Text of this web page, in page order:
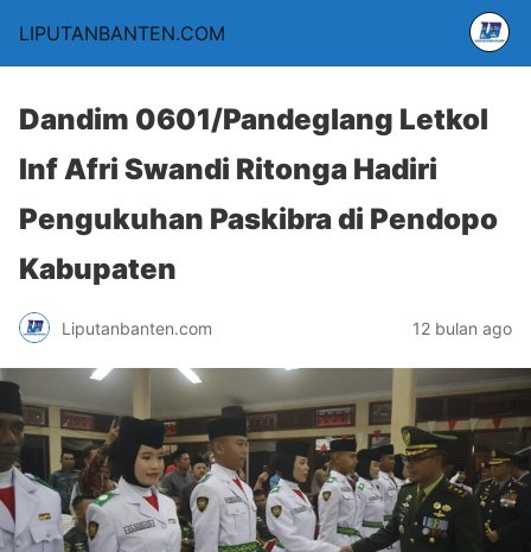
LIPUTANBANTEN.COM
Dandim 0601/Pandeglang Letkol
Inf Afri Swandi Ritonga Hadiri
Pengukuhan Paskibra di Pendopo
Kabupaten
Liputanbanten.com 12 bulan ago